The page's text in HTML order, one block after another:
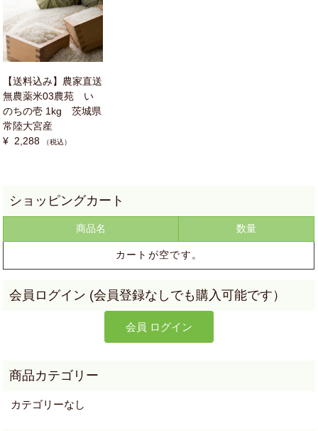
【送料込み】農家直送
無農薬米03農苑 い
のちの壱 1kg 茨城県
常陸大宮産
¥ 2,288
（税込）
商品名 数量
カートが空です。
カテゴリーなし